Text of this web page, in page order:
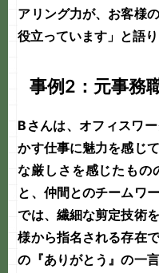
アリング力が、お客様
役立っています」と語り
事例2：元事務
Bさんは、オフィスワ
かす仕事に魅力を感じ
な厳しさを感じたもの
と、仲間とのチームワ
では、繊細な剪定技術
様から指名される存在
の『ありがとう』の一